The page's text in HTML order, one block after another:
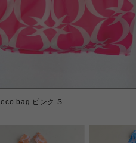
eco bag ピンク S